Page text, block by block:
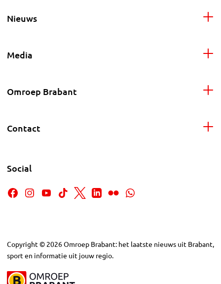
Nieuws
Media
Omroep Brabant
Contact
Social
Copyright © 2026Omroep Brabant: het laatste nieuws uit Brabant,
sport en informatie uit jouw regio.